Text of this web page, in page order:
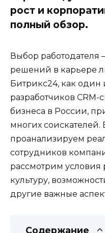
рост и
полный обзор.
Выбор
решений в карьере
Битрикс24, как один
разработчиков
бизнеса в России,
многих соискателей.
проанализируем
сотрудников
рассмотрим условия
культуру,
другие важные
Содержание